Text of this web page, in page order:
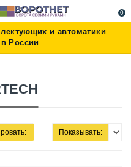
0
и автоматики
России
Показывать: